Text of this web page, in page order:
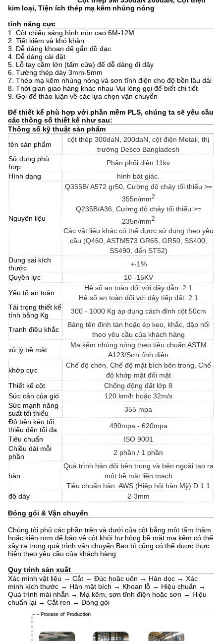
kim loại, Tiện ích thép mạ kẽm nhúng nóng
tính năng cực
1. Cột chiếu sáng hình nón cao 6M-12M
2. Tiết kiệm và khó khăn
3. Dễ dàng khoan để gắn đồ đạc
4. Dễ dàng cài đặt
5. Lỗ tay cầm lớn (tấm cửa) để dễ dàng đi dây
6. Tường thép dày 3mm-5mm
7. Thép mạ kẽm nhúng nóng và sơn tĩnh điện cho độ bền lâu dài
8. Thời gian giao hàng khác nhau-Vui lòng gọi để biết chi tiết
9. Gọi để thảo luận về các lựa chọn vận chuyển
Để thiết kế phù hợp với phần mềm PLS, chúng ta sẽ yêu cầu
các thông số thiết kế như sau:
Thông số kỹ thuật sản phẩm
tên sản phẩm
cột thép 300daN, 200daN, cột điện Metail, thị
trường Desco Bangladesh
Sử dụng phù
hợp
Phân phối điện 11kv
Hình dạng
hình bát giác.
Nguyên liệu
Q355B/ A572 gr50, Cường độ chảy tối thiểu >=
355n/mm2
Q235B/A36, Cường độ chảy tối thiểu >=
235n/mm2
Các vật liệu khác có thể được sử dụng theo yêu
cầu (Q460, ASTM573 GR65, GR50, SS400,
SS490, đến ST52)
Dung sai kích
thước
+-1%
Quyền lực
10 -15KV
Yếu tố an toàn
Hệ số an toàn đối với dây dẫn: 2.1
Hệ số an toàn đối với dây tiếp đất: 2.1
Tải trọng thiết kế
tính bằng Kg
300 - 1000 Kg áp dụng cách đỉnh cột 50cm
Tranh điêu khắc
Bảng tên đinh tán hoặc ép keo, khắc, dập nổi
theo yêu cầu của khách hàng
xử lý bề mặt
Mạ kẽm nhúng nóng theo tiêu chuẩn ASTM
A123/Sơn tĩnh điện
khớp cực
Chế độ chèn, Chế độ mặt bích bên trong, Chế
độ khớp mặt đối mặt
Thiết kế cột
Chống động đất lớp 8
Sức cản của gió
120 km/h hoặc 32m/s
Sức mạnh năng
suất tối thiểu
355 mpa
Độ bền kéo tối
thiểu đến tối đa
490mpa - 620mpa
Tiêu chuẩn
ISO 9001
Chiều dài mỗi
phần
2 phần / 1 phần
hàn
Quá trình hàn đôi bên trong và bên ngoài tạo ra
một bề mặt liền mạch
Tiêu chuẩn hàn: AWS (Hiệp hội hàn Mỹ) D 1.1
độ dày
2-3mm
Đóng gói & Vận chuyển
Chúng tôi phủ các phần trên và dưới của cột bằng một tấm thảm
hoặc kiện rơm để bảo vệ cột khỏi hư hỏng bề mặt mạ kẽm có thể
xảy ra trong quá trình vận chuyển.Bao bì cũng có thể được thực
hiện theo yêu cầu của khách hàng.
Quy trình sản xuất
Xác minh vật liệu → Cắt → Đúc hoặc uốn → Hàn dọc → Xác
minh kích thước → Hàn mặt bích → Khoan lỗ → Hiệu chuẩn →
Quá trình mài nhẵn → Mạ kẽm, sơn tĩnh điện hoặc sơn → Hiệu
chuẩn lại → Cắt ren → Đóng gói